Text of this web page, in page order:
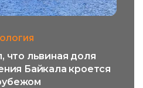
что львиная доля
Байкала кроется